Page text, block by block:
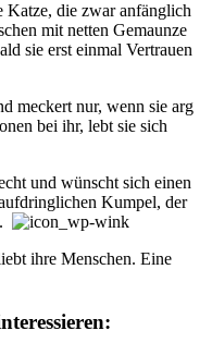
Katze, die zwar an­fäng­lich
mit nett­en Ge­maun­ze
sie erst ein­mal Ver­trau­en
meck­ert nur, wenn sie arg
bei ihr, lebt sie sich
und wünscht sich ein­en
Kum­pel, der
ihre Men­schen. Eine